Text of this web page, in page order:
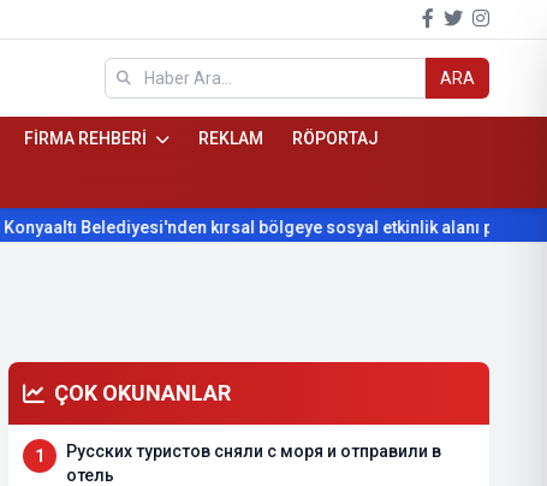
ARA
FİRMA REHBERİ REKLAM RÖPORTAJ
Belediyesi'nden kırsal bölgeye sosyal etkinlik alanı projesi
ÇOK OKUNANLAR
1
Русских туристов сняли с моря и отправили в
отель